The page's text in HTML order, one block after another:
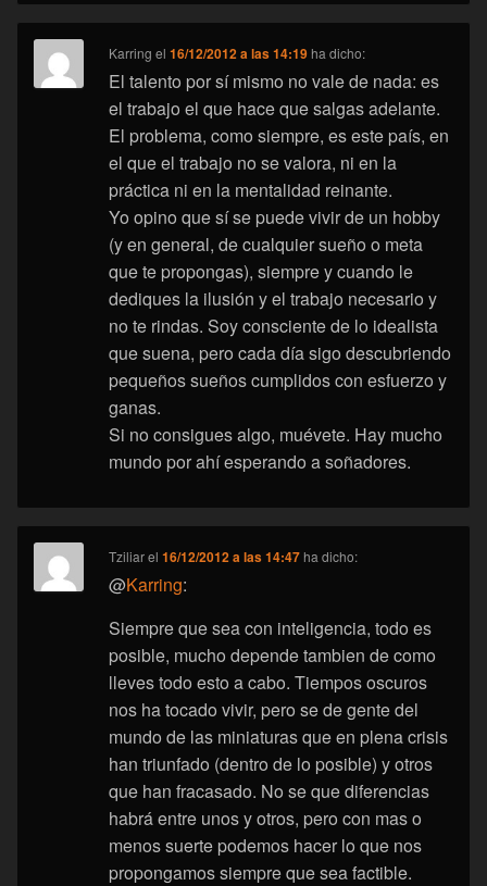
Karring el16/12/2012 a las 14:19 ha dicho:
El talento por sí mismo no vale de nada: es
el trabajo el que hace que salgas adelante.
El problema, como siempre, es este país, en
el que el trabajo no se valora, ni en la
práctica ni en la mentalidad reinante.
Yo opino que sí se puede vivir de un hobby
(y en general, de cualquier sueño o meta
que te propongas), siempre y cuando le
dediques la ilusión y el trabajo necesario y
no te rindas. Soy consciente de lo idealista
que suena, pero cada día sigo descubriendo
pequeños sueños cumplidos con esfuerzo y
ganas.
Si no consigues algo, muévete. Hay mucho
mundo por ahí esperando a soñadores.
Tziliarel16/12/2012 a las 14:47 ha dicho:
@Karring:
Siempre que sea con inteligencia, todo es
posible, mucho depende tambien de como
lleves todo esto a cabo. Tiempos oscuros
nos ha tocado vivir, pero se de gente del
mundo de las miniaturas que en plena crisis
han triunfado (dentro de lo posible) y otros
que han fracasado. No se que diferencias
habrá entre unos y otros, pero con mas o
menos suerte podemos hacer lo que nos
propongamos siempre que sea factible.